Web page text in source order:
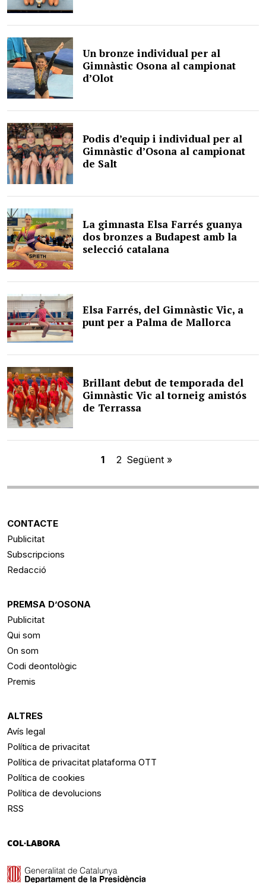
Un bronze individual per al
Gimnàstic Osona al campionat
d’Olot
Podis d’equip i individual per al
Gimnàstic d’Osona al campionat
de Salt
La gimnasta Elsa Farrés guanya
dos bronzes a Budapest amb la
selecció catalana
Elsa Farrés, del Gimnàstic Vic, a
punt per a Palma de Mallorca
Brillant debut de temporada del
Gimnàstic Vic al torneig amistós
de Terrassa
1 2 Següent »
CONTACTE
Publicitat
Subscripcions
Redacció
PREMSA D’OSONA
Publicitat
Qui som
On som
Codi deontològic
Premis
ALTRES
Avís legal
Política de privacitat
Política de privacitat plataforma OTT
Política de cookies
Política de devolucions
RSS
COL·LABORA